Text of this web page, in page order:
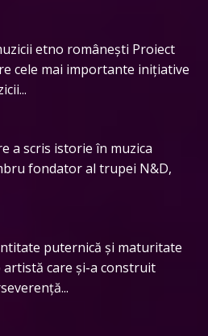
etno românești Proiect
cele mai importante inițiative
a scris istorie în muzica
fondator al trupei N&D,
puternică și maturitate
care și-a construit